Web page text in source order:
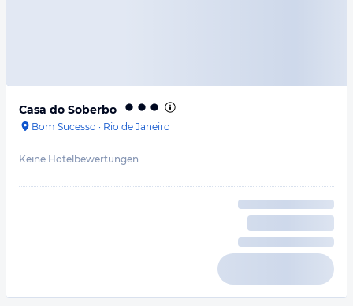
Casa do Soberbo
Bom Sucesso · Rio de Janeiro
Keine Hotelbewertungen